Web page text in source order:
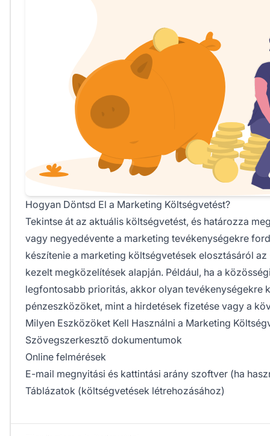
Hogyan Döntsd El a Marketing Költségvetést?
Tekintse át az aktuális költségvetést, és határozza
vagy negyedévente a marketing tevékenységekre
készítenie a marketing költségvetések elosztásáról
kezelt megközelítések alapján. Például, ha a
legfontosabb prioritás, akkor olyan tevékenységekre
pénzeszközöket, mint a hirdetések fizetése vagy a
Milyen Eszközöket Kell Használni a Marketing
Szövegszerkesztő dokumentumok
Online felmérések
E-mail megnyitási és kattintási arány szoftver (ha
Táblázatok (költségvetések létrehozásához)